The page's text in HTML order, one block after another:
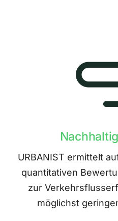
URBANIST ermittelt
quantitativen
zur
möglichst